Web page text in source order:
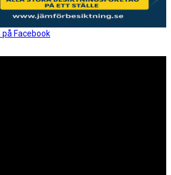
Facebook